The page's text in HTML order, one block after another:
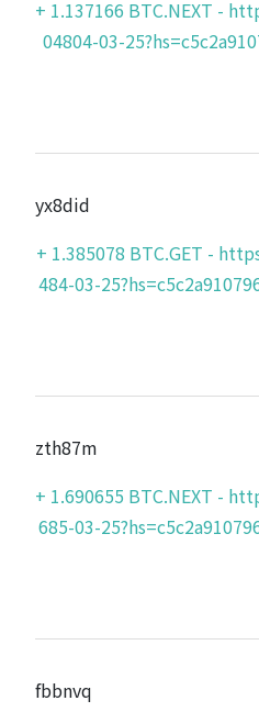
+ 1.137166 BTC.NEXT -
04804-03-
yx8did
+ 1.385078 BTC.GET -
484-03-
zth87m
+ 1.690655 BTC.NEXT -
685-03-
fbbnvq